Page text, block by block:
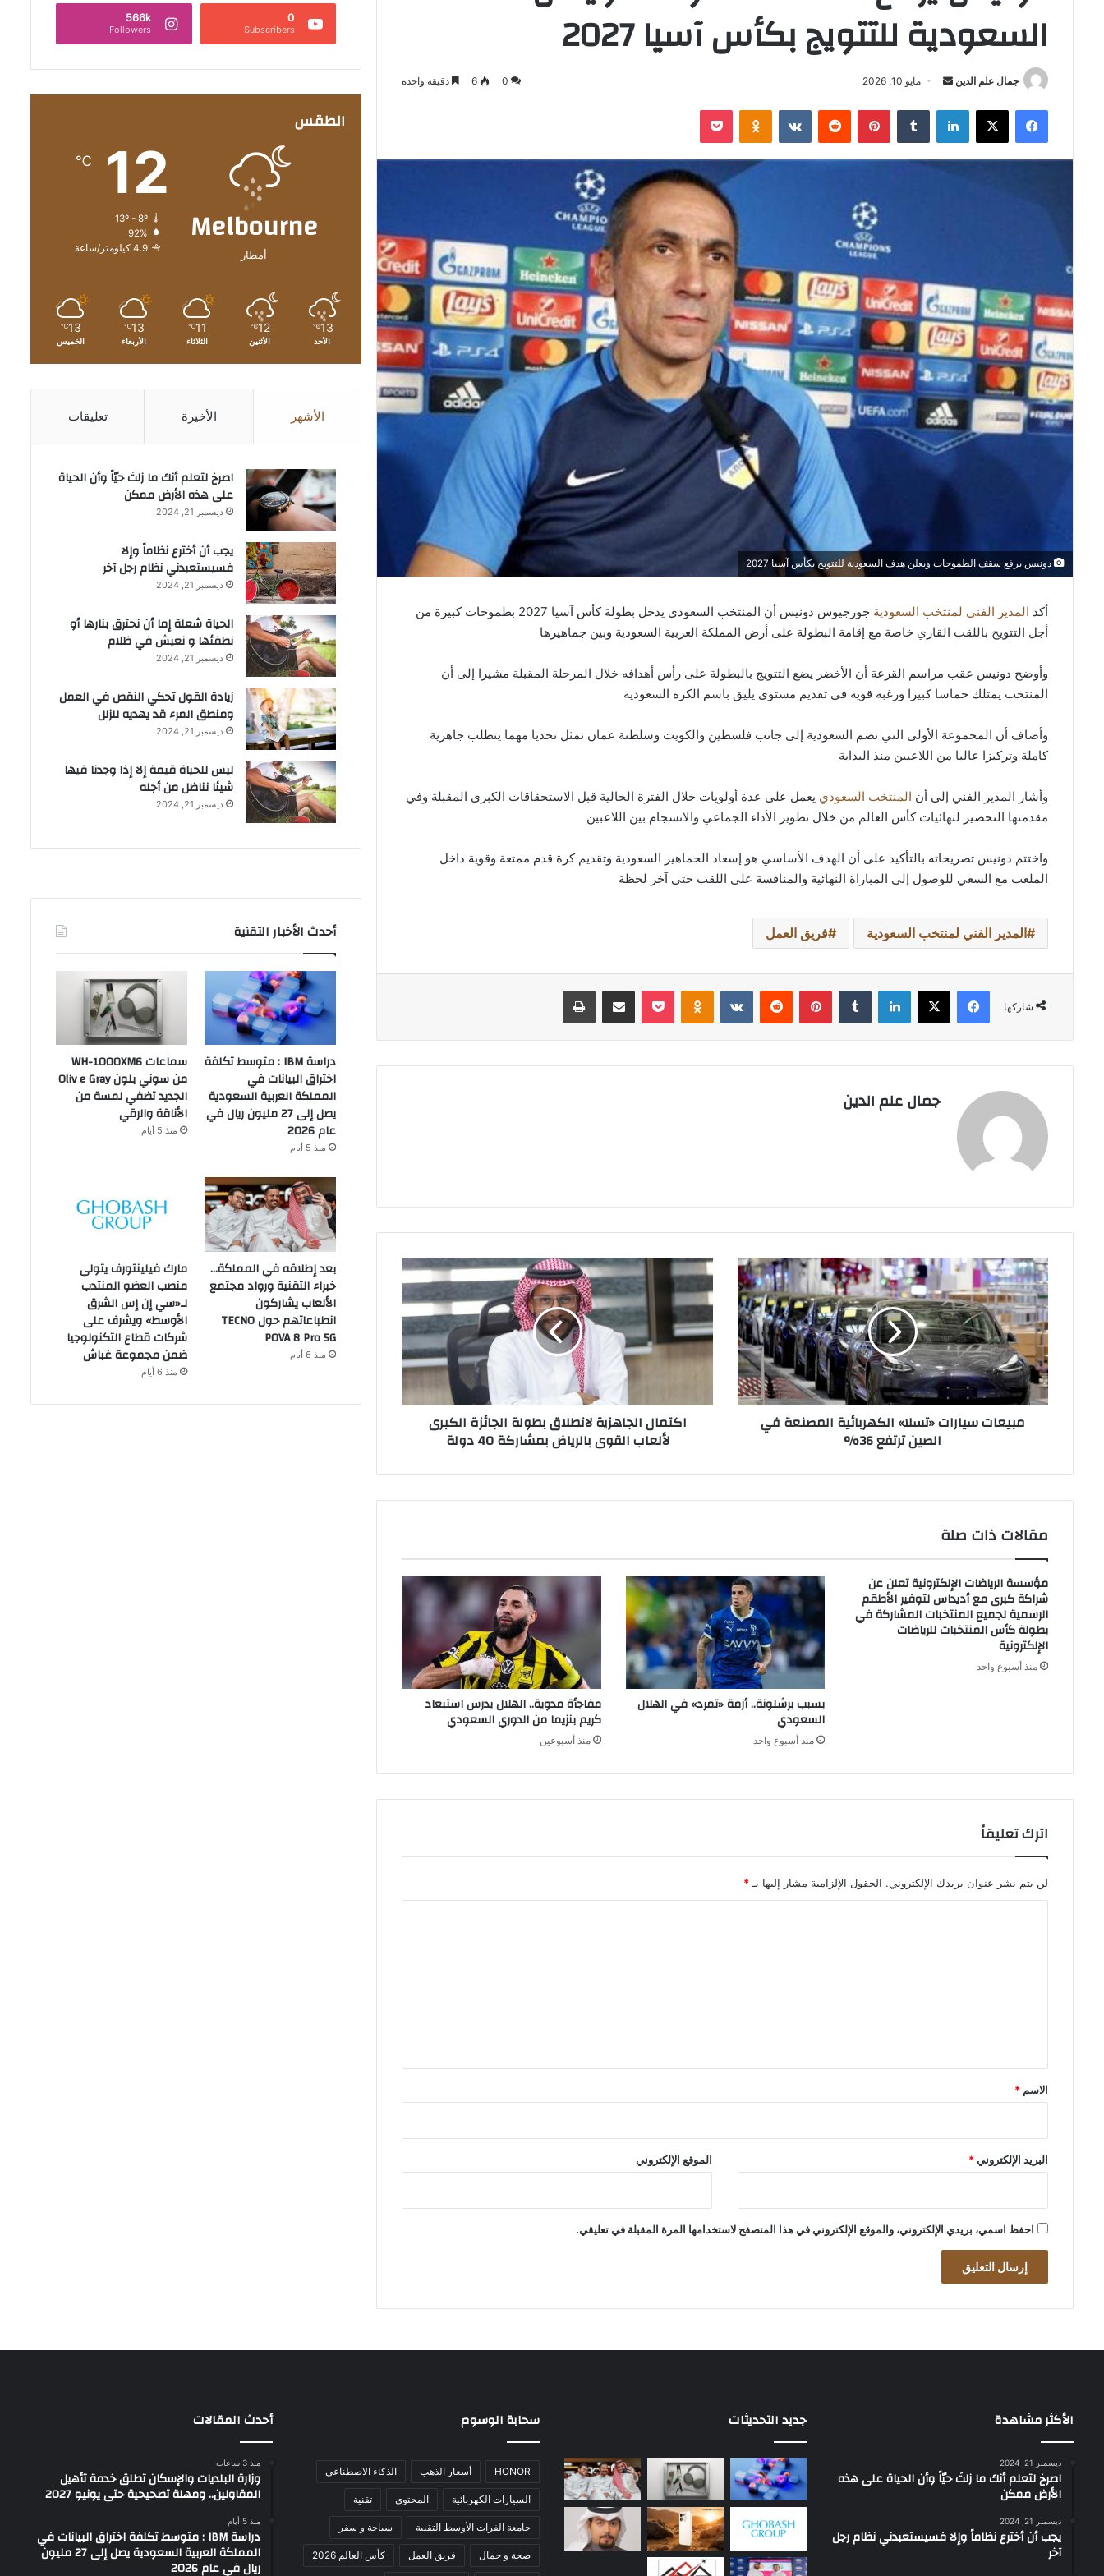
السعودية للتتويج بكأس آسيا 2027
جمال علم الدين
أرسل
إلكترونيا
مايو 10, 2026 0
6 دقيقة واحدة
فيسبوك ‫X لينكدإن بينتيريست Odnoklassniki
‫Pocket
دونيس يرفع سقف الطموحات ويعلن هدف السعودية للتتويج بكأس آسيا 2027
أكد المدير الفني لمنتخب السعودية
جورجيوس دونيس أن المنتخب السعودي يدخل بطولة كأس آسيا 2027 بطموحات كبيرة من
أجل التتويج باللقب القاري خاصة مع إقامة البطولة على أرض المملكة العربية السعودية وبين جماهيرها
وأوضح دونيس عقب مراسم القرعة أن الأخضر يضع التتويج بالبطولة على رأس أهدافه خلال المرحلة المقبلة مشيرا إلى أن
المنتخب يمتلك حماسا كبيرا ورغبة قوية في تقديم مستوى يليق باسم الكرة السعودية
وأضاف أن المجموعة الأولى التي تضم السعودية إلى جانب فلسطين والكويت وسلطنة عمان تمثل تحديا مهما يتطلب جاهزية
كاملة وتركيزا عاليا من اللاعبين منذ البداية
وأشار المدير الفني إلى أن المنتخب السعودي يعمل على عدة أولويات خلال الفترة الحالية قبل الاستحقاقات الكبرى المقبلة وفي
مقدمتها التحضير لنهائيات كأس العالم من خلال تطوير الأداء الجماعي والانسجام بين اللاعبين
واختتم دونيس تصريحاته بالتأكيد على أن الهدف الأساسي هو إسعاد الجماهير السعودية وتقديم كرة قدم ممتعة وقوية داخل
الملعب مع السعي للوصول إلى المباراة النهائية والمنافسة على اللقب حتى آخر لحظة
المدير الفني لمنتخب السعودية فريق العمل
شاركها
فيسبوك ‫X لينكدإن بينتيريست Odnoklassniki
‫Pocket مشاركة عبر البريد طباعة
جمال علم الدين
مبيعات
سيارات
«تسلا»
الكهربائية
المصنعة
في
الصين
ترتفع
36%
مبيعات سيارات «تسلا» الكهربائية المصنعة في
الصين ترتفع 36%
اكتمال
لانطلاق
بطولة
الجائزة
بالرياض
بمشاركةاكتمال الجاهزية لانطلاق بطولة الجائزة الكبرى
لألعاب القوى بالرياض بمشاركة 40 دولة
مقالات ذات صلة
مؤسسة الرياضات الإلكترونية تعلن عن
شراكة كبرى مع أديداس لتوفير الأطقم
الرسمية لجميع المنتخبات المشاركة في
بطولة كأس المنتخبات للرياضات
الإلكترونية
منذ أسبوع واحد
بسبب برشلونة.. أزمة «تمرد» في الهلال
السعودي
منذ أسبوع واحد
مفاجأة مدوية.. الهلال يدرس استبعاد
كريم بنزيما من الدوري السعودي
منذ أسبوعين
اترك تعليقاً
لن يتم نشر عنوان بريدك الإلكتروني. الحقول الإلزامية مشار إليها بـ *
*
الاسم *
البريد الإلكتروني* الموقع الإلكتروني
احفظ اسمي، بريدي الإلكتروني، والموقع الإلكتروني في هذا المتصفح لاستخدامها المرة المقبلة في تعليقي.
0
Subscribers
566k
Followers
الطقس
Melbourne
أمطار
12
℃
13º - 8º
92%
4.9 كيلومتر/ساعة
13
℃
الأحد
12
℃
الأثنين
11
℃
الثلاثاء
13
℃
الأربعاء
13
℃
الخميس
الأشهر الأخيرة تعليقات
‫اصرخ لتعلم أنك ما زلتَ حيّاً وأن الحياة
على هذه الأرض ممكن
ديسمبر 21, 2024
يجب أن أخترع نظاماً وإلا
فسيستعبدني نظام رجل آخر
ديسمبر 21, 2024
الحياة شعلة إما أن نحترق بنارها أو
نطفئها و نعيش في ظلام
ديسمبر 21, 2024
زيادة القول تحكي النقص في العمل
ومنطق المرء قد يهديه للزلل
ديسمبر 21, 2024
ليس للحياة قيمة إلا إذا وجدنا فيها
شيئا نناضل من أجله
ديسمبر 21, 2024
أحدث الأخبار التقنية
دراسة IBM : متوسط تكلفة
اختراق البيانات في
المملكة العربية السعودية
يصل إلى 27 مليون ريال في
عام 2026
منذ 5 أيام
سماعات WH-1000XM6
من سوني بلون Oliv e Gray
الجديد تضفي لمسة من
الأناقة والرقي
منذ 5 أيام
بعد إطلاقه في المملكة…
خبراء التقنية ورواد مجتمع
الألعاب يشاركون
انطباعاتهم حول TECNO
POVA 8 Pro 5G
منذ 6 أيام
مارك فيلينتورف يتولى
منصب العضو المنتدب
لـ«سي إن إس الشرق
الأوسط» ويشرف على
شركات قطاع التكنولوجيا
ضمن مجموعة غباش
منذ 6 أيام
الأكثر مشاهدة
ديسمبر 21, 2024
‫اصرخ لتعلم أنك ما زلتَ حيّاً وأن الحياة على هذه
الأرض ممكن
ديسمبر 21, 2024
يجب أن أخترع نظاماً وإلا فسيستعبدني نظام رجل
آخر
جديد التحديثات سحابة الوسوم
HONOR أسعار الذهب الذكاء الاصطناعي
السيارات الكهربائية المحتوى تقنية
جامعة الفرات الأوسط التقنية سياحة و سفر
صحة و جمال فريق العمل كأس العالم 2026
أحدث المقالات
منذ 3 ساعات
وزارة البلديات والإسكان تطلق خدمة تأهيل
المقاولين.. ومهلة تصحيحية حتى يونيو 2027
منذ 5 أيام
دراسة IBM : متوسط تكلفة اختراق البيانات في
المملكة العربية السعودية يصل إلى 27 مليون
ريال في عام 2026